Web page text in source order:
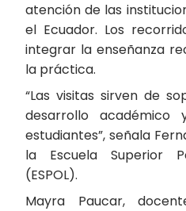
atención de las
el Ecuador. Los
integrar la enseñanza
la práctica.
“Las visitas sirven de
desarrollo
estudiantes”, señala
la Escuela Superior
(ESPOL).
Mayra Paucar,